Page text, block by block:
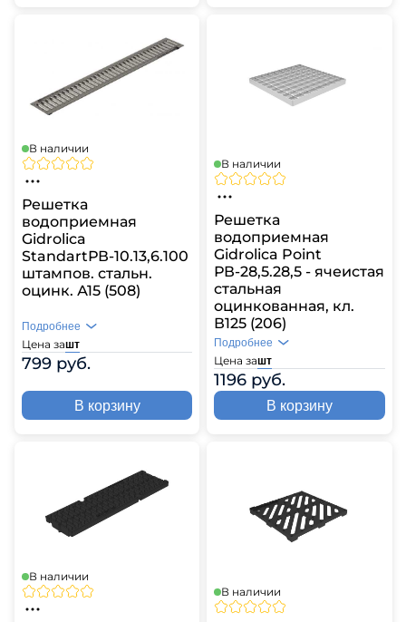
В наличии
Решетка
водоприемная
Gidrolica
StandartРВ-10.13,6.100
штампов. стальн.
оцинк. А15 (508)
Цена зашт
799 руб.
Подробнее
В корзину
В наличии
Решетка
водоприемная
Gidrolica Point
РВ-28,5.28,5 - ячеистая
стальная
оцинкованная, кл.
В125 (206)
Цена зашт
1196 руб.
Подробнее
В корзину
В наличии
В наличии